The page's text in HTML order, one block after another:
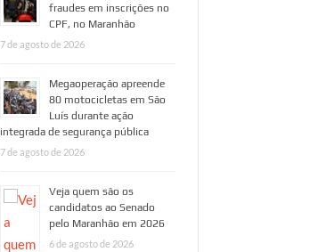
fraudes em inscrições no
CPF, no Maranhão
7 de agosto de 2026
Megaoperação apreende
80 motocicletas em São
Luís durante ação
integrada de segurança pública
7 de agosto de 2026
Veja quem são os
candidatos ao Senado
pelo Maranhão em 2026
6 de agosto de 2026